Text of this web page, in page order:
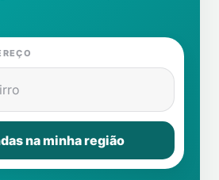
na minha região